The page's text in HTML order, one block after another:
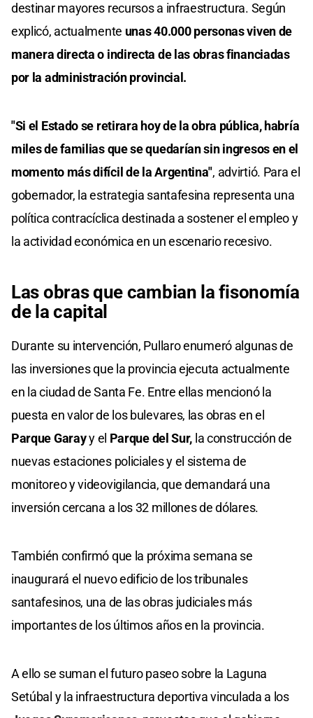
destinar mayores recursos a infraestructura. Según
explicó, actualmente unas 40.000 personas viven de
manera directa o indirecta de las obras financiadas
por la administración provincial.
"Si el Estado se retirara hoy de la obra pública, habría
miles de familias que se quedarían sin ingresos en el
momento más difícil de la Argentina", advirtió. Para el
gobernador, la estrategia santafesina representa una
política contracíclica destinada a sostener el empleo y
la actividad económica en un escenario recesivo.
Las obras que cambian la fisonomía
de la capital
Durante su intervención, Pullaro enumeró algunas de
las inversiones que la provincia ejecuta actualmente
en la ciudad de Santa Fe. Entre ellas mencionó la
puesta en valor de los bulevares, las obras en el
Parque Garayy el Parque del Sur, la construcción de
nuevas estaciones policiales y el sistema de
monitoreo y videovigilancia, que demandará una
inversión cercana a los 32 millones de dólares.
También confirmó que la próxima semana se
inaugurará el nuevo edificio de los tribunales
santafesinos, una de las obras judiciales más
importantes de los últimos años en la provincia.
A ello se suman el futuro paseo sobre la Laguna
Setúbal y la infraestructura deportiva vinculada a los